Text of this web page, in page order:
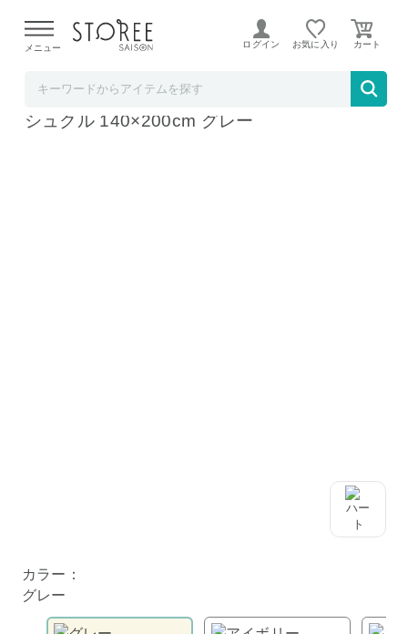
よる配送遅延が発生しております。
メニュー ログイン お気に入り
ふわふわ あったか フランネル 毛布 シングル
シュクル 140×200cm グレー
カラー：
グレー